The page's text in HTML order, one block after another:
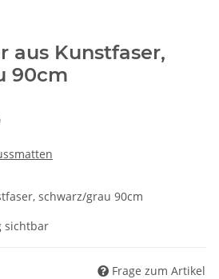
aus Kunstfaser,
90cm
schwarz/grau 90cm
sichtbar
Frage zum Artikel